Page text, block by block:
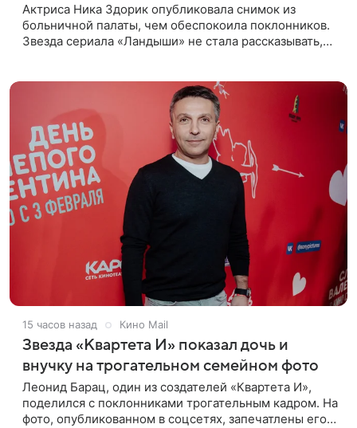
Актриса Ника Здорик опубликовала снимок из
больничной палаты, чем обеспокоила поклонников.
Звезда сериала «Ландыши» не стала рассказывать,
15 часов назад Кино Mail
Звезда «Квартета И» показал дочь и
внучку на трогательном семейном фото
Леонид Барац, один из создателей «Квартета И»,
поделился с поклонниками трогательным кадром. На
фото, опубликованном в соцсетях, запечатлены его